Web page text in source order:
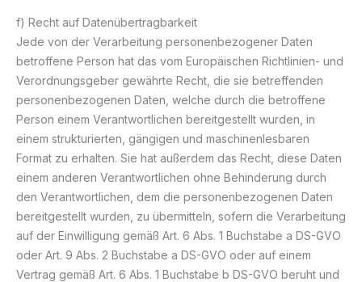
f) Recht auf Datenübertragbarkeit
Jede von der Verarbeitung personenbezogener Daten
betroffene Person hat das vom Europäischen Richtlinien- und
Verordnungsgeber gewährte Recht, die sie betreffenden
personenbezogenen Daten, welche durch die betroffene
Person einem Verantwortlichen bereitgestellt wurden, in
einem strukturierten, gängigen und maschinenlesbaren
Format zu erhalten. Sie hat außerdem das Recht, diese Daten
einem anderen Verantwortlichen ohne Behinderung durch
den Verantwortlichen, dem die personenbezogenen Daten
bereitgestellt wurden, zu übermitteln, sofern die Verarbeitung
auf der Einwilligung gemäß Art. 6 Abs. 1 Buchstabe a DS-GVO
oder Art. 9 Abs. 2 Buchstabe a DS-GVO oder auf einem
Vertrag gemäß Art. 6 Abs. 1 Buchstabe b DS-GVO beruht und